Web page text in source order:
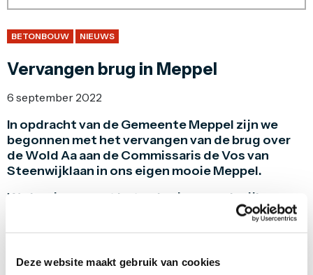
Deze website maakt gebruik van cookies
BETONBOUW NIEUWS
Vervangen brug in Meppel
6 september 2022
In opdracht van de Gemeente Meppel zijn we
begonnen met het vervangen van de brug over
de Wold Aa aan de Commissaris de Vos van
Steenwijklaan in ons eigen mooie Meppel.
We beginnen met het opbreken van de rijbaan en
trottoirs. Daarna gaat de brug eruit. Nadat er
voetgangers houden hun eigen plek op de brug.